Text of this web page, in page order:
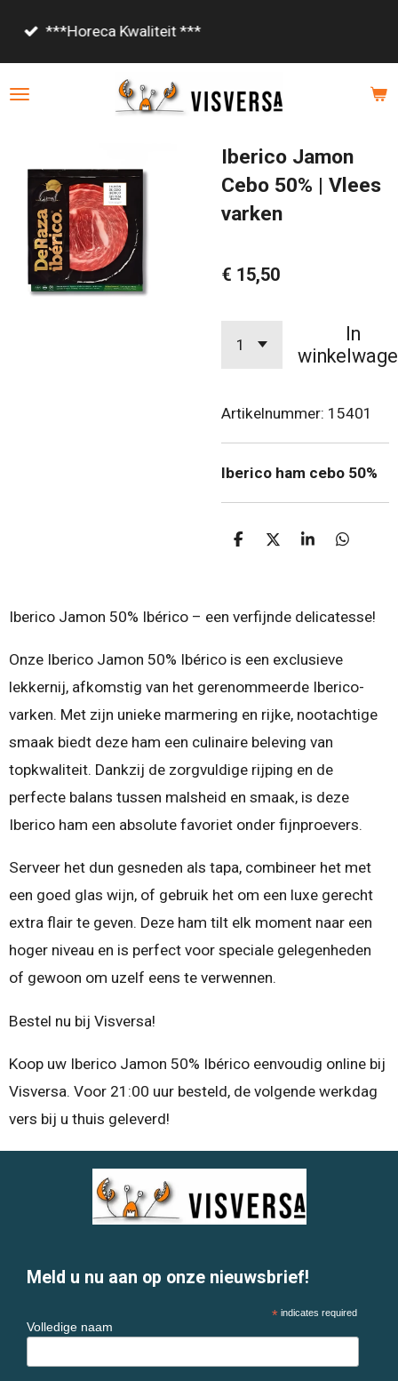
de
Vanaf €85,- gratis bezorgd!
Iberico Jamon
Cebo 50% | Vlees
varken
€ 15,50
In
Artikelnummer: 15401
Iberico ham cebo 50%
D
n
D
S
e
D
n
Iberico Jamon 50% Ibérico – een verfijnde delicatesse!
Onze Iberico Jamon 50% Ibérico is een exclusieve
lekkernij, afkomstig van het gerenommeerde Iberico-
varken. Met zijn unieke marmering en rijke, nootachtige
smaak biedt deze ham een culinaire beleving van
topkwaliteit. Dankzij de zorgvuldige rijping en de
perfecte balans tussen malsheid en smaak, is deze
Iberico ham een absolute favoriet onder fijnproevers.
Serveer het dun gesneden als tapa, combineer het met
een goed glas wijn, of gebruik het om een luxe gerecht
extra flair te geven. Deze ham tilt elk moment naar een
hoger niveau en is perfect voor speciale gelegenheden
of gewoon om uzelf eens te verwennen.
Bestel nu bij Visversa!
Koop uw Iberico Jamon 50% Ibérico eenvoudig online bij
Visversa. Voor 21:00 uur besteld, de volgende werkdag
vers bij u thuis geleverd!
Meld u nu aan op onze nieuwsbrief!
* indicates required
Volledige naam